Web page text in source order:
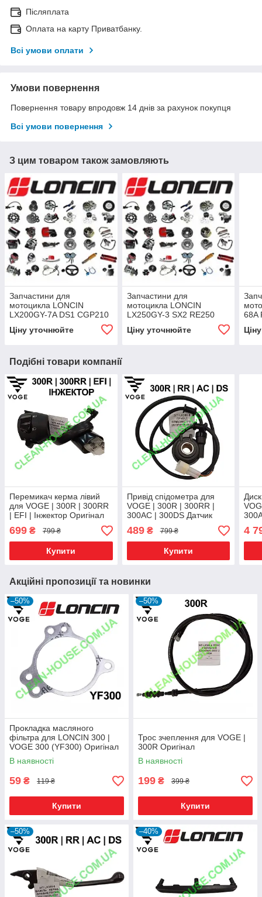
Післяплата
Оплата на карту Приватбанку.
Всі умови оплати
Умови повернення
Повернення товару впродовж 14 днів за рахунок покупця
Всі умови повернення
З цим товаром також замовляють
Запчастини для
мотоцикла LONCIN
LX200GY-7A DS1 CGP210
Ціну уточнюйте
Запчастини для
мотоцикла LONCIN
LX250GY-3 SX2 RE250
Ціну уточнюйте
68A
Подібні товари компанії
Перемикач керма лівий
для VOGE | 300R | 300RR
| EFI | Інжектор Оригінал
699 ₴ 799 ₴
Купити
Привід спідометра для
VOGE | 300R | 300RR |
300AC | 300DS Датчик
Оригінал
489₴ 799 ₴
Купити
4
Акційні пропозиції та новинки
–50%
Прокладка масляного
фільтра для LONCIN 300 |
VOGE 300 (YF300) Оригінал
В наявності
59 ₴ 119 ₴
Купити
–50%
Трос зчеплення для VOGE |
300R Оригінал
В наявності
199 ₴ 399 ₴
Купити
–50% –40%